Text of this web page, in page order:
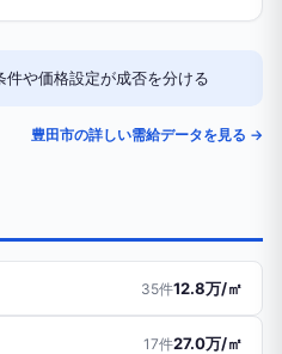
や価格設定が成否を分ける
豊田市の詳しい需給データを見る →
35件12.8万/㎡
17件27.0万/㎡